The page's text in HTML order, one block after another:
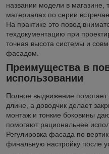
названии модели в магазине,
материалах по серии
На практике это повод
техдокументацию при
точная высота системы и
фасадом.
Преимущества в
использовании
Полное выдвижение
длине, а доводчик делает
монтаж и тонкие боковины
помогают рациональнее
Регулировка фасада по
финальную настройку после